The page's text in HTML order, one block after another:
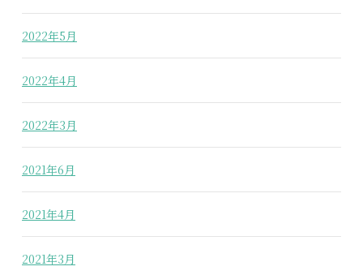
2022年5月
2022年4月
2022年3月
2021年6月
2021年4月
2021年3月